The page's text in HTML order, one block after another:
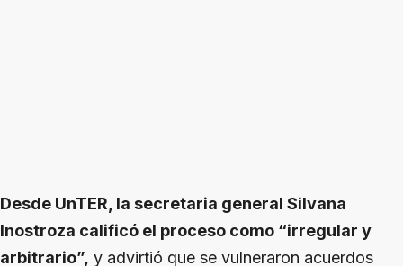
Desde UnTER, la secretaria general Silvana
Inostroza calificó el proceso como “irregular y
arbitrario”, y advirtió que se vulneraron acuerdos